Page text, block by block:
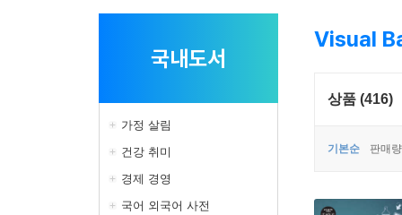
국내도서
가정 살림
건강 취미
경제 경영
국어 외국어 사전
Visual
상품 (416)
기본순 판매